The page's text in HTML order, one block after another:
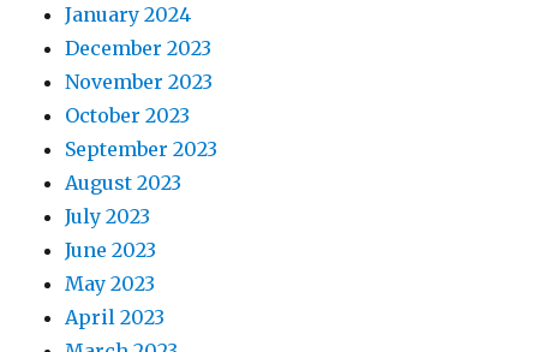
January 2024
December 2023
November 2023
October 2023
September 2023
August 2023
July 2023
June 2023
May 2023
April 2023